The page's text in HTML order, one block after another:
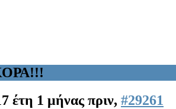
έτη 1 μήνας πριν, #29261